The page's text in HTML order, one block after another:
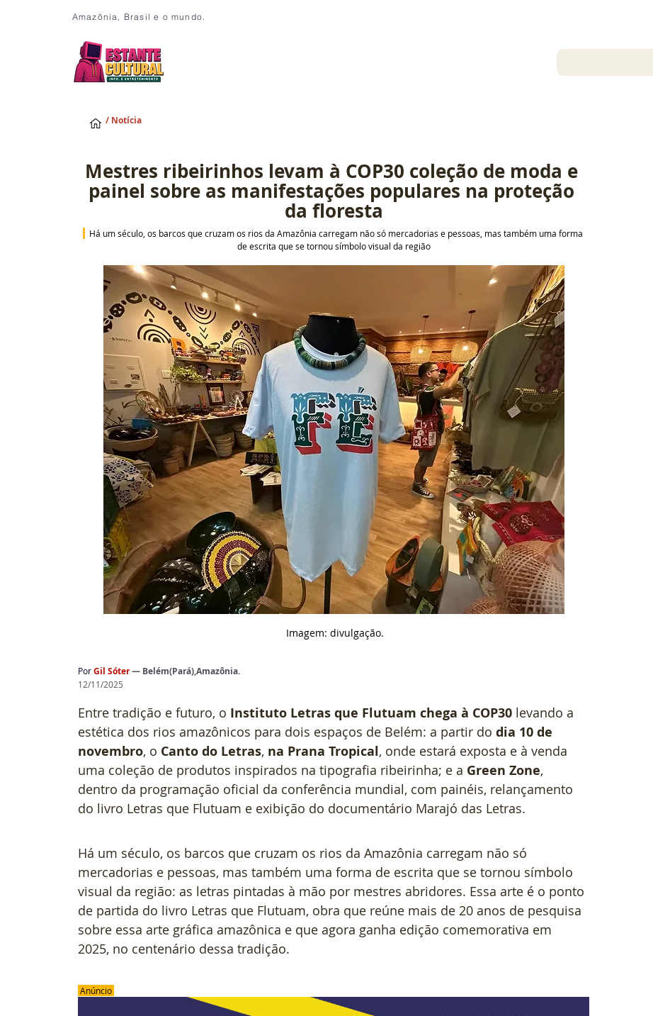
Amazônia, Brasil e o mundo.
/ Notícia
Mestres ribeirinhos levam à COP30 coleção de moda e
painel sobre as manifestações populares na proteção
da floresta
Há um século, os barcos que cruzam os rios da Amazônia carregam não só mercadorias e pessoas, mas também uma forma
de escrita que se tornou símbolo visual da região
Imagem: divulgação.
PorGil Sóter— Belém(Pará),Amazônia.
12/11/2025
Entre tradição e futuro, o Instituto Letras que Flutuam chega à COP30 levando a
estética dos rios amazônicos para dois espaços de Belém: a partir do dia 10 de
novembro, o Canto do Letras, na Prana Tropical, onde estará exposta e à venda
uma coleção de produtos inspirados na tipografia ribeirinha; e a Green Zone,
dentro da programação oficial da conferência mundial, com painéis, relançamento
do livro Letras que Flutuam e exibição do documentário Marajó das Letras.
Há um século, os barcos que cruzam os rios da Amazônia carregam não só
mercadorias e pessoas, mas também uma forma de escrita que se tornou símbolo
visual da região: as letras pintadas à mão por mestres abridores. Essa arte é o ponto
de partida do livro Letras que Flutuam, obra que reúne mais de 20 anos de pesquisa
sobre essa arte gráfica amazônica e que agora ganha edição comemorativa em
2025, no centenário dessa tradição.
Anúncio